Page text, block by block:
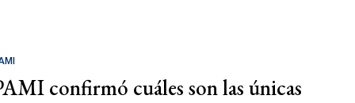
confirmó cuáles son las únicas